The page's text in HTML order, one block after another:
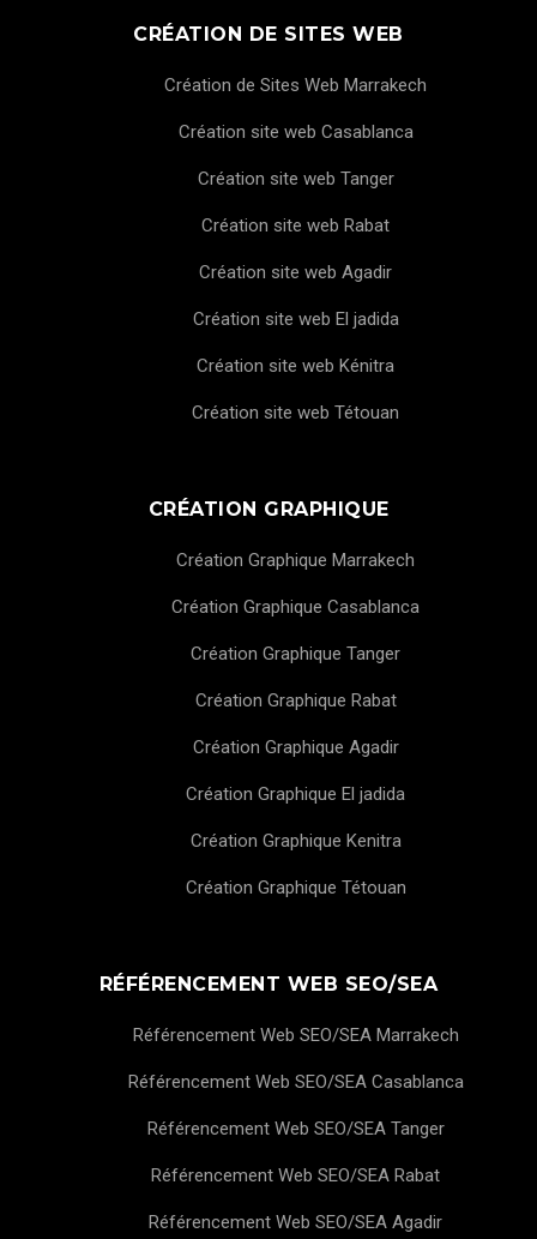
CRÉATION DE SITES WEB
Création de Sites Web Marrakech
Création site web Casablanca
Création site web Tanger
Création site web Rabat
Création site web Agadir
Création site web El jadida
Création site web Kénitra
Création site web Tétouan
CRÉATION GRAPHIQUE
Création Graphique Marrakech
Création Graphique Casablanca
Création Graphique Tanger
Création Graphique Rabat
Création Graphique Agadir
Création Graphique El jadida
Création Graphique Kenitra
Création Graphique Tétouan
RÉFÉRENCEMENT WEB SEO/SEA
Référencement Web SEO/SEA Marrakech
Référencement Web SEO/SEA Casablanca
Référencement Web SEO/SEA Tanger
Référencement Web SEO/SEA Rabat
Référencement Web SEO/SEA Agadir